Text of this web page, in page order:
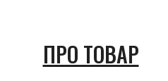
ПРО ТОВАР